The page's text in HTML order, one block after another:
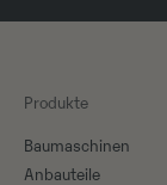
Produkte
Baumaschinen
Anbauteile